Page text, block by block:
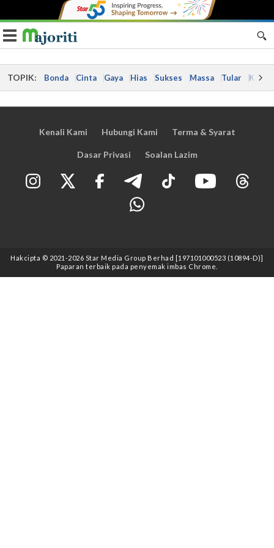
Toggle navigation
TOPIK: Bonda Cinta Gaya Hias Sukses Massa Tular Kes
Kenali Kami Hubungi Kami Terma & Syarat
Dasar Privasi Soalan Lazim
Hakcipta © 2021 -2026 Star Media Group Berhad [197101000523 (10894-D)]
Paparan terbaik pada penyemak imbas Chrome.